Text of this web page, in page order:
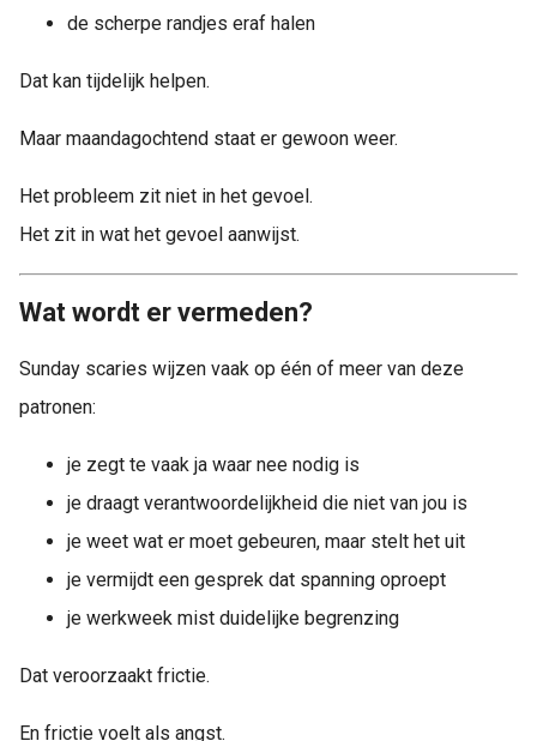
de scherpe randjes eraf halen
Dat kan tijdelijk helpen.
Maar maandagochtend staat er gewoon weer.
Het probleem zit niet in het gevoel.
Het zit in wat het gevoel aanwijst.
Wat wordt er vermeden?
Sunday scaries wijzen vaak op één of meer van deze
patronen:
je zegt te vaak ja waar nee nodig is
je draagt verantwoordelijkheid die niet van jou is
je weet wat er moet gebeuren, maar stelt het uit
je vermijdt een gesprek dat spanning oproept
je werkweek mist duidelijke begrenzing
Dat veroorzaakt frictie.
En frictie voelt als angst.